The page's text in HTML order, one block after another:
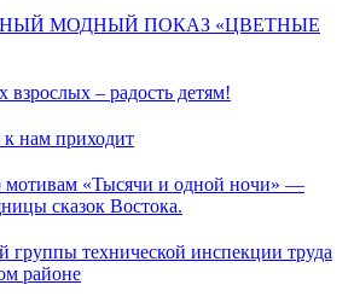
МОДНЫЙ ПОКАЗ «ЦВЕТНЫЕ
взрослых – радость детям!
нам приходит
мотивам «Тысячи и одной ночи» —
сказок Востока.
группы технической инспекции труда
районе